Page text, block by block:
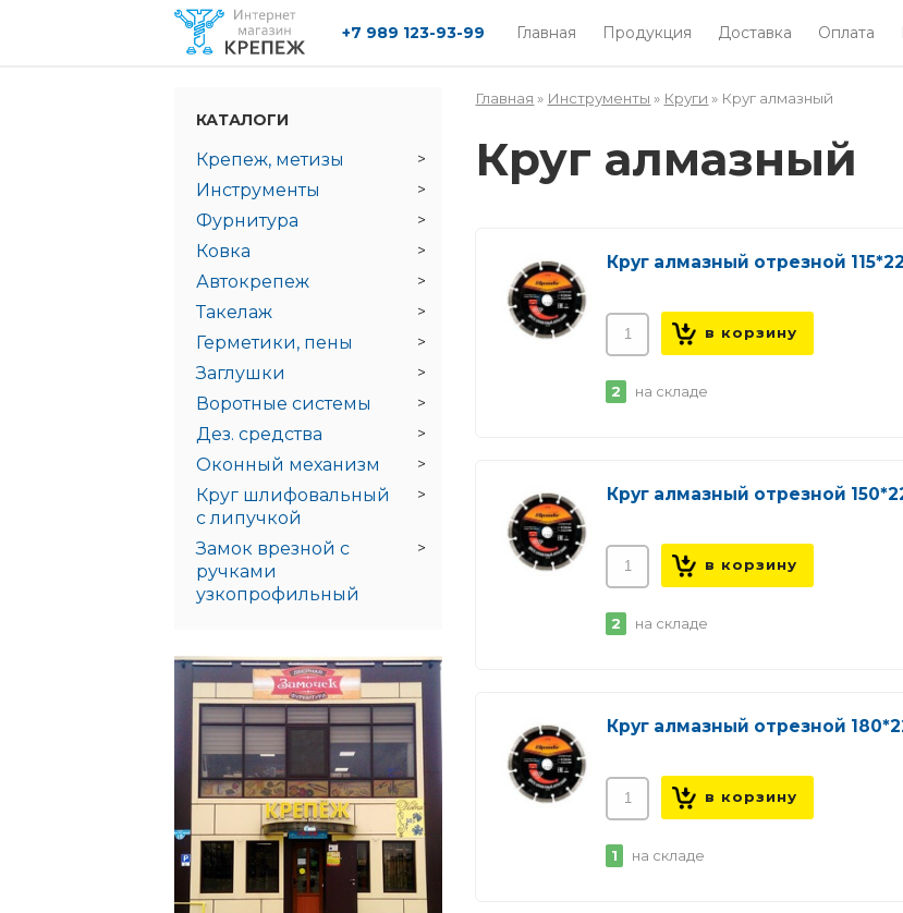
Главная Продукция Доставка Оплата
+7 989 123-93-99
Вы здесь
Главная » Инструменты » Круги » Круг алмазный
Круг алмазный
Круг алмазный отрезной
2 на складе
Круг алмазный отрезной
2 на складе
Круг алмазный отрезной
1 на складе
КАТАЛОГИ
Крепеж, метизы
Инструменты
Фурнитура
Ковка
Автокрепеж
Такелаж
Герметики, пены
Заглушки
Воротные системы
Дез. средства
Оконный механизм
Круг шлифовальный
с липучкой
Замок врезной с
ручками
узкопрофильный